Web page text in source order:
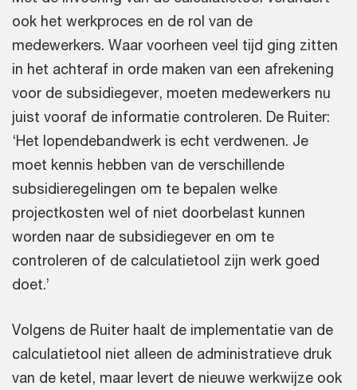
ook het werkproces en de rol van de
medewerkers. Waar voorheen veel tijd ging zitten
in het achteraf in orde maken van een afrekening
voor de subsidiegever, moeten medewerkers nu
juist vooraf de informatie controleren. De Ruiter:
‘Het lopendebandwerk is echt verdwenen. Je
moet kennis hebben van de verschillende
subsidieregelingen om te bepalen welke
projectkosten wel of niet doorbelast kunnen
worden naar de subsidiegever en om te
controleren of de calculatietool zijn werk goed
doet.’
Volgens de Ruiter haalt de implementatie van de
calculatietool niet alleen de administratieve druk
van de ketel, maar levert de nieuwe werkwijze ook